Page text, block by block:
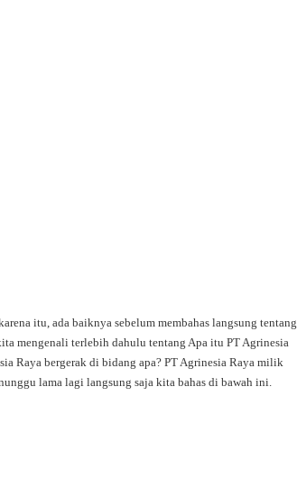
itu, ada baiknya sebelum membahas langsung tentang
mengenali terlebih dahulu tentang Apa itu PT Agrinesia
Raya bergerak di bidang apa? PT Agrinesia Raya milik
lama lagi langsung saja kita bahas di bawah ini.